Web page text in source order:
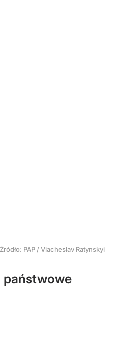
Źródło: PAP /Viacheslav Ratynskyi
państwowe